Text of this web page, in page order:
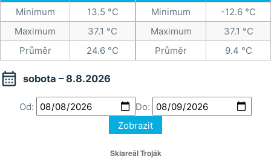
Minimum
13.5 °C
Maximum
37.1 °C
Průměr
24.6 °C
Minimum
-12.6 °C
Maximum
37.1 °C
Průměr
9.4 °C
 sobota – 8.8.2026
Od:
Do:
Zobrazit